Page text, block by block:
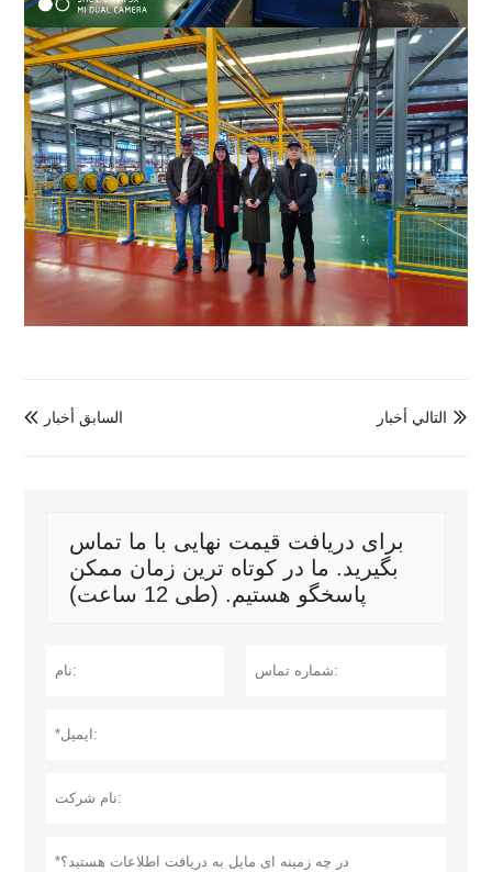
 السابق أخبار  التالي أخبار
برای دریافت قیمت نهایی با ما تماس
بگیرید. ما در کوتاه ترین زمان ممکن
پاسخگو هستیم. (طی 12 ساعت)